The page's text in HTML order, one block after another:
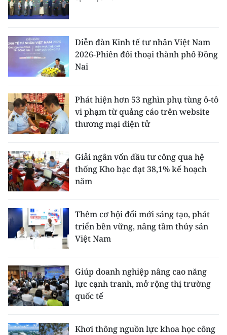
Diễn đàn Kinh tế tư nhân Việt Nam
2026-Phiên đối thoại thành phố Đồng
Nai
Phát hiện hơn 53 nghìn phụ tùng ô-tô
vi phạm từ quảng cáo trên website
thương mại điện tử
Giải ngân vốn đầu tư công qua hệ
thống Kho bạc đạt 38,1% kế hoạch
năm
Thêm cơ hội đổi mới sáng tạo, phát
triển bền vững, nâng tầm thủy sản
Việt Nam
Giúp doanh nghiệp nâng cao năng
lực cạnh tranh, mở rộng thị trường
quốc tế
Khơi thông nguồn lực khoa học công